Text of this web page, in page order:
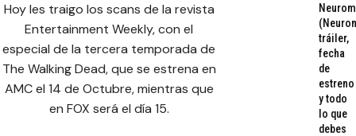
Hoy les traigo los scans de la revista
Entertainment Weekly, con el
especial de la tercera temporada de
The Walking Dead, que se estrena en
AMC el 14 de Octubre, mientras que
en FOX será el día 15.
tráiler,
fecha
de
estreno
y todo
lo que
debes